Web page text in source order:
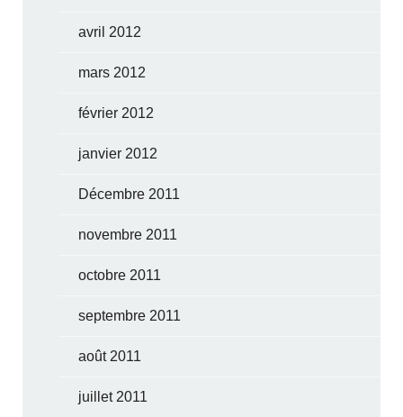
avril 2012
mars 2012
février 2012
janvier 2012
Décembre 2011
novembre 2011
octobre 2011
septembre 2011
août 2011
juillet 2011